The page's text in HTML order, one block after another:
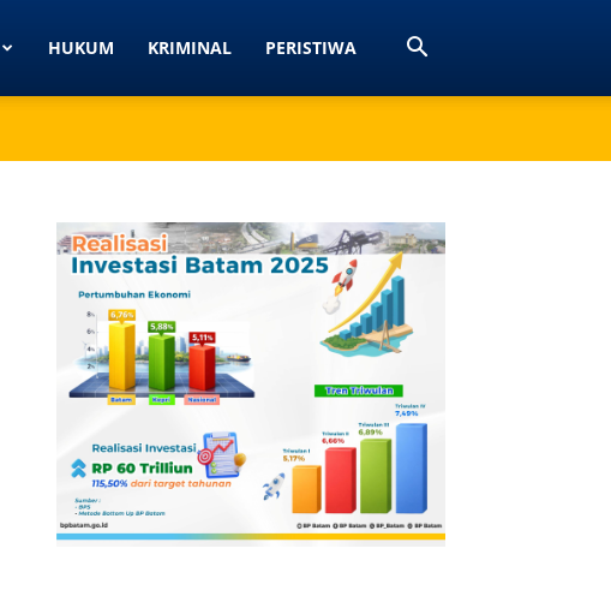
HUKUM KRIMINAL PERISTIWA